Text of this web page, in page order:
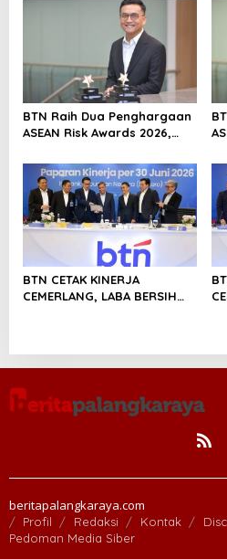
BTN Raih Dua Penghargaan
ASEAN Risk Awards 2026,
Manajemen Risiko
Berstandar Internasional
Perkuat Pertumbuhan
Berkelanjutan
BTN CETAK KINERJA
CEMERLANG, LABA BERSIH
beritapalangkaraya.com
Profil Redaksi Kontak
Pedoman Media Siber